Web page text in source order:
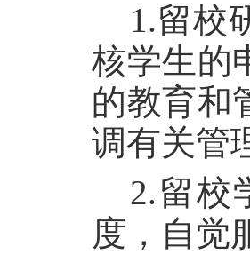
1.留校
核学生的
的教育和
调有关管
2.留校
度，自觉